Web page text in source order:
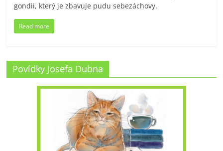
gondii, který je zbavuje pudu sebezáchovy.
Read more
Povídky Josefa Dubna